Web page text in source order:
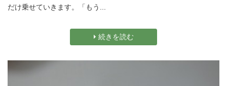
だけ乗せていきます。「もう...
続きを読む